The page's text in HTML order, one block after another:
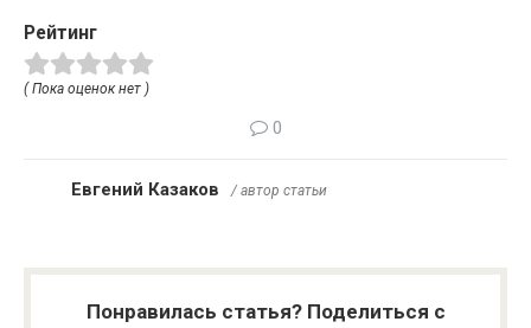
Рейтинг
( Пока оценок нет )
0
Евгений Казаков / автор статьи
Понравилась статья? Поделиться с